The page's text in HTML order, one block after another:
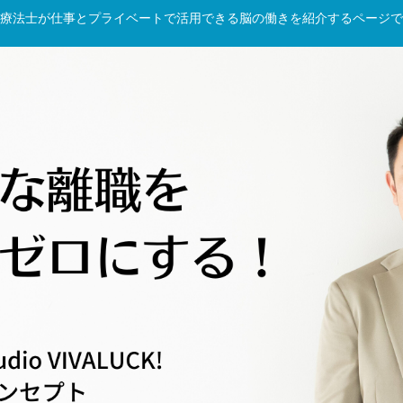
法士が仕事とプライベートで活用できる脳の働きを紹介するページ